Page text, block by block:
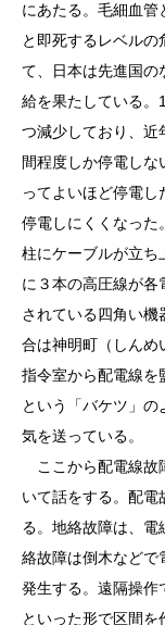
にあたる。毛細血管
と即死するレベル
て、日本は先進国の
給を果たしている。
つ減少しており、近
間程度しか停電し
ってよいほど停電し
停電しにくくなった
柱にケーブルが立ち
に３本の高圧線が
されている四角い
合は神明町（しんめ
指令室から配電線を
という「バケツ」
気を送っている。
ここから配電線故
いて話をする。配電
る。地絡故障は、電
絡故障は倒木などで
発生する。遠隔操作
といった形で区間